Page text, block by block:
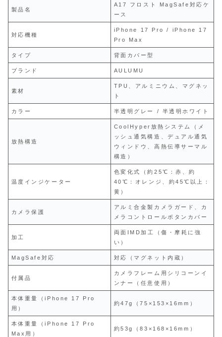
製品名
A17 フロスト MagSafe対応ケ
ース
対応機種
iPhone 17 Pro / iPhone 17
Pro Max
タイプ 背面カバー型
ブランド AULUMU
素材
TPU、アルミニウム、マグネッ
ト
カラー 半透明グレー / 半透明ホワイト
放熱構造
CoolHyper放熱システム（メ
ッシュ通気構造、デュアル通気
ウィンドウ、高熱伝導サーマル
構造）
温度インジケーター
色変化式（約25℃：赤、約
40℃：オレンジ、約45℃以上：
黄）
カメラ保護
アルミ合金製カメラガード、カ
メラコントロールボタンカバー
加工
両面IMD加工（傷・摩耗に強
い）
MagSafe対応 対応（マグネット内蔵）
付属品
カメラフレーム用シリコーンイ
ンナー（任意使用）
本体重量（iPhone 17 Pro
用）
約47g（75×153×16mm）
本体重量（iPhone 17 Pro
Max用）
約53g（83×168×16mm）